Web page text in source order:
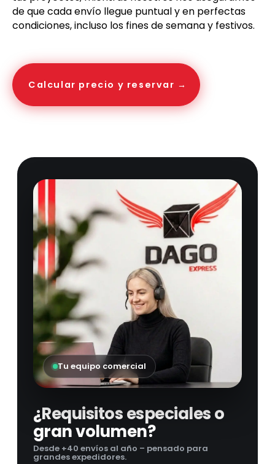
de que cada envío llegue puntual y en perfectas
condiciones, incluso los fines de semana y festivos.
Calcular precio y reservar →
¿Requisitos especiales o
gran volumen?
Desde +40 envíos al año – pensado para
grandes expedidores.
Tu equipo comercial